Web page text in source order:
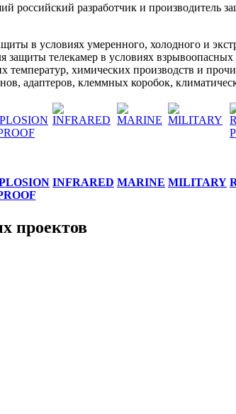
разработчик и производитель
в условиях умеренного, холодного и
защиты телекамер в условиях
температур, химических производств и
адаптеров, клеммных коробок,
INFRARED MARINE MILITARY
проектов